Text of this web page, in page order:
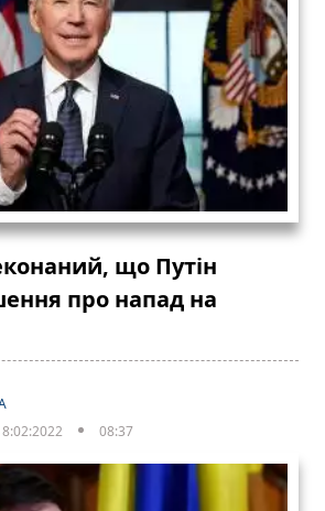
що Путін
про напад на
08:37